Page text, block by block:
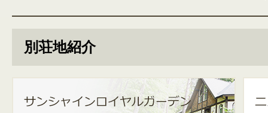
別荘地紹介